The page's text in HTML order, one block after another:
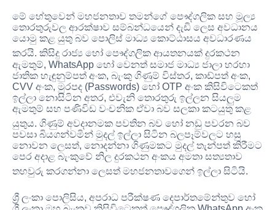
මේ හේතුවෙන් මහජනතාව තමන්ගේ පෞද්ගලික සහ මූල්‍ය
තොරතුරුවල ආරක්ෂාව සම්බන්ධයෙන් දැඩි ලෙස අවධානය
යොමු කළ යුතු බව පොලිස් මාධ්‍ය කොට්ඨාසය අවධාරණය
කරයි. කිසිදු රාජ්‍ය හෝ පෞද්ගලික ආයතනයක් දුරකථන
ඇමතුම්, WhatsApp හෝ වෙනත් සමාජ මාධ්‍ය ජාලා හරහා
ජාතික හැඳුනුම්පත් අංක, බැංකු ගිණුම් විස්තර, කාඩ්පත් අංක,
CVV අංක, මුරපද (Passwords) හෝ OTP අංක කිසිවිටෙකත්
ඉල්ලා නොසිටින අතර, එවැනි තොරතුරු ඉල්ලන සියලුම
ඇමතුම් සහ පණිවිඩ වංචනික ඒවා බව සලකා කටයුතු කළ
යුතුය. ගිණුම් අවදානමක පවතින බව හෝ නඩු පවරන බව
පවසා බියගන්වමින් මුදල් ඉල්ලා සිටින බලපෑම්වලට හසු
නොවන ලෙසත්, නොදන්නා ගිණුමකට මුදල් තැන්පත් කිරීමට
පෙර අදාළ බැංකුවේ නිල දුරකථන අංකය අමතා සත්‍යතාව
තහවුරු කරගන්නා ලෙසත් මහජනතාවගෙන් ඉල්ලා සිටියි.
ශ්‍රී ලංකා පොලිසිය, අපරාධ පරීක්ෂණ දෙපාර්තමේන්තුව හෝ